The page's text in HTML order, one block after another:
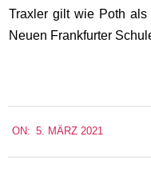
Traxler gilt wie Poth
Neuen Frankfurter
03-
05
ON: 5. MÄRZ 2021